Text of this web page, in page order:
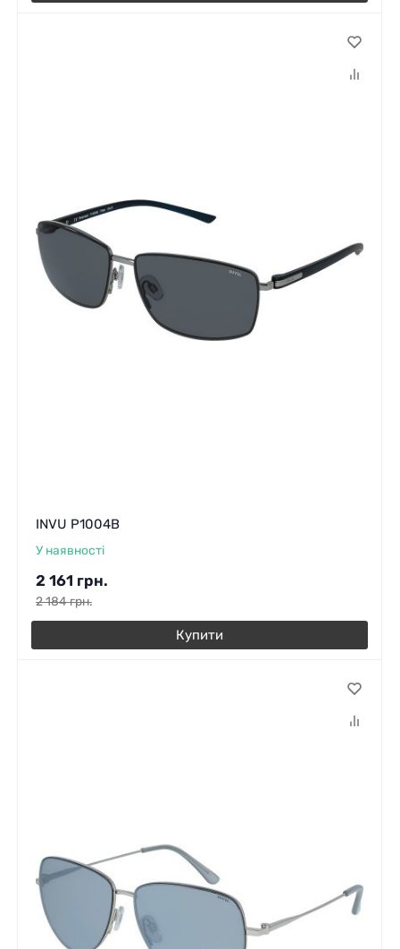
INVU P1004B
У наявності
2 161 грн.
2 184грн.
Купити